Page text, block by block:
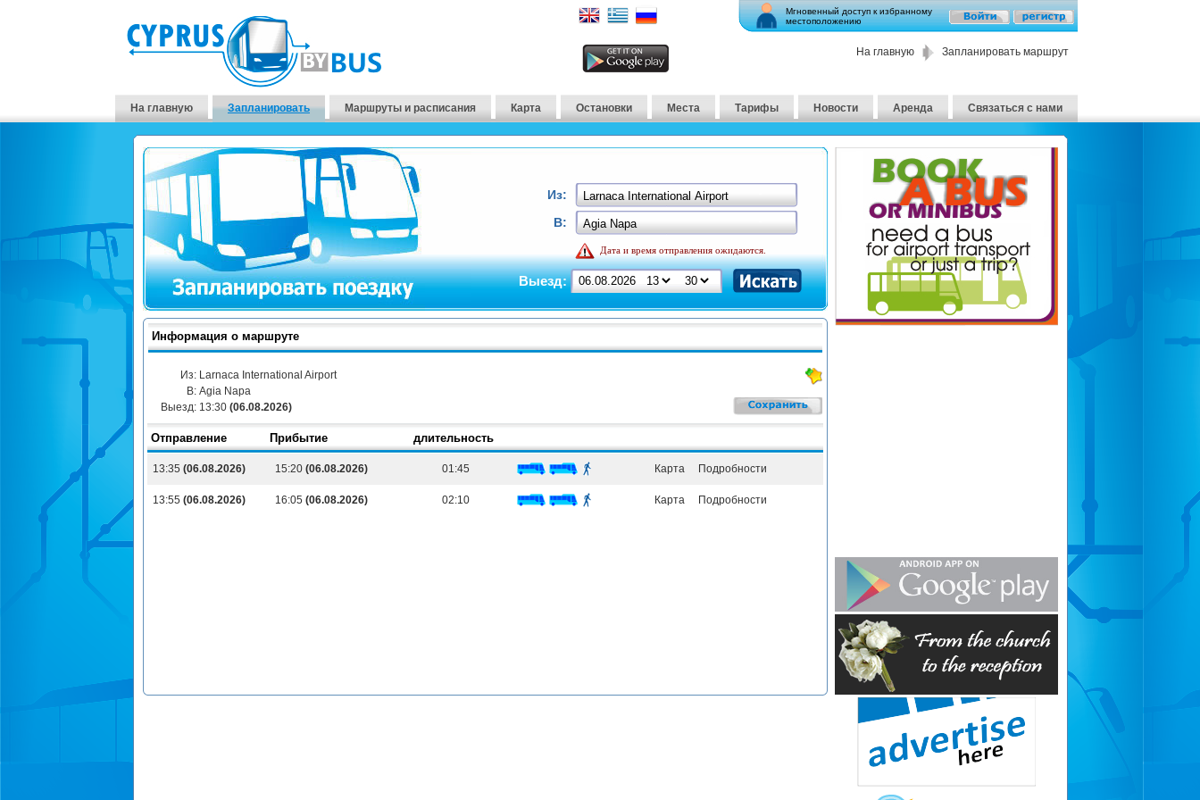
Мгновенный доступ к избранному
местоположению
На главную Запланировать маршрут
На главную Запланировать Маршруты и расписания Карта Остановки Места Тарифы Новости Аренда Связаться с нами
Из:
В:
Дата и время отправления ожидаются.
Выезд:
Информация о маршруте
Из: Larnaca International Airport
В: Agia Napa
Выезд: 13:30 (06.08.2026)
Отправление Прибытие длительность
13:35 (06.08.2026) 15:20 (06.08.2026) 01:45 Карта Подробности
13:55 (06.08.2026) 16:05 (06.08.2026) 02:10 Карта Подробности